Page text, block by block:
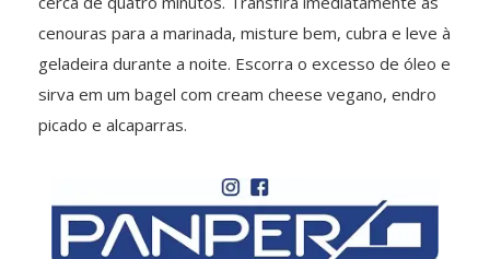
cenouras para a marinada, misture bem, cubra e leve à
geladeira durante a noite. Escorra o excesso de óleo e
sirva em um bagel com cream cheese vegano, endro
picado e alcaparras.